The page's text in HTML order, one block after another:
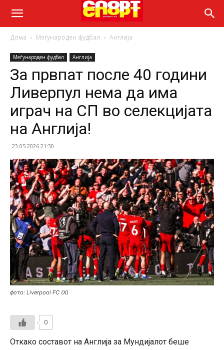
Дома Меѓународен фудбал Англија
Меѓународен фудбал Англија
За првпат после 40 години
Ливерпул нема да има
играч на СП во селекцијата
на Англија!
23.05.2026 21:30
фото: Liverpool FC (X)
0
Откако составот на Англија за Мундијалот беше